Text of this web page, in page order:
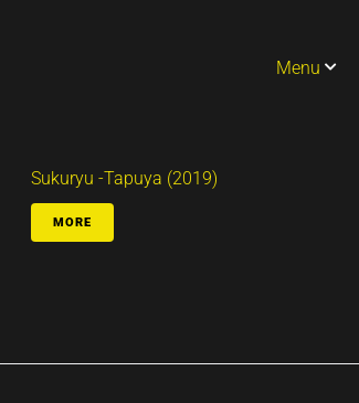
Menu
Sukuryu -Tapuya (2019)
MORE